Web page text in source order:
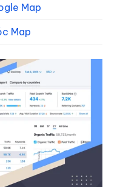
Map
Map